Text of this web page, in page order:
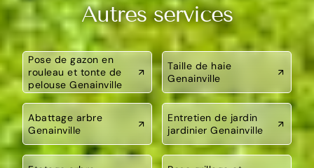
Autres services
Pose de gazon en
rouleau et tonte de
pelouse Genainville
Taille de haie
Genainville
Abattage arbre
Genainville
Entretien de jardin
jardinier Genainville